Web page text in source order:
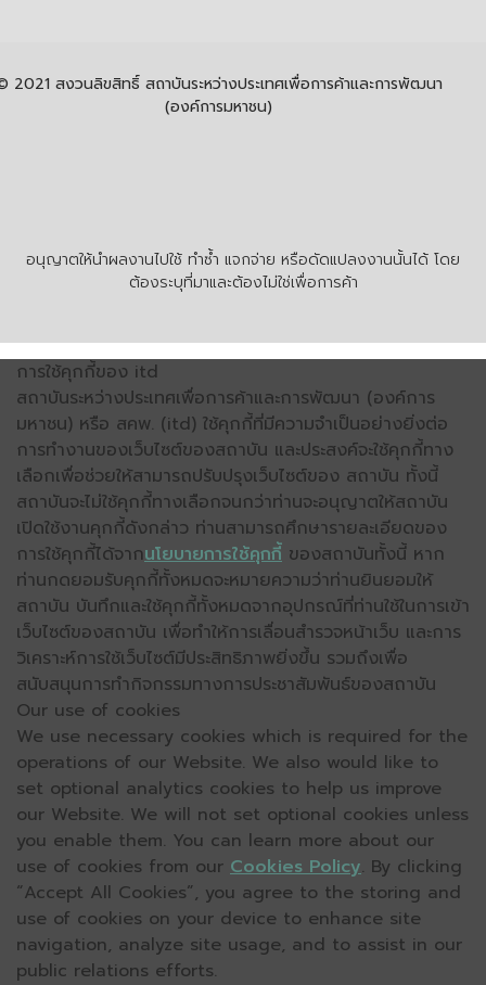
อนุญาตให้นำผลงานไปใช้ ทำซ้ำ แจกจ่าย หรือดัดแปลงงานนั้นได้ โดย
ต้องระบุที่มาและต้องไม่ใช่เพื่อการค้า
2021 สงวนลิขสิทธิ์ สถาบันระหว่างประเทศเพื่อการค้าและการพัฒนา
(องค์การมหาชน)
การใช้คุกกี้ของ itd
สถาบันระหว่างประเทศเพื่อการค้าและการพัฒนา (องค์การ
มหาชน) หรือ สคพ. (itd) ใช้คุกกี้ที่มีความจำเป็นอย่างยิ่งต่อ
การทำงานของเว็บไซต์ของสถาบัน และประสงค์จะใช้คุกกี้ทาง
เลือกเพื่อช่วยให้สามารถปรับปรุงเว็บไซต์ของ สถาบัน ทั้งนี้
สถาบันจะไม่ใช้คุกกี้ทางเลือกจนกว่าท่านจะอนุญาตให้สถาบัน
เปิดใช้งานคุกกี้ดังกล่าว ท่านสามารถศึกษารายละเอียดของ
การใช้คุกกี้ได้จากนโยบายการใช้คุกกี้ ของสถาบันทั้งนี้ หาก
ท่านกดยอมรับคุกกี้ทั้งหมดจะหมายความว่าท่านยินยอมให้
สถาบัน บันทึกและใช้คุกกี้ทั้งหมดจากอุปกรณ์ที่ท่านใช้ในการเข้า
เว็บไซต์ของสถาบัน เพื่อทำให้การเลื่อนสำรวจหน้าเว็บ และการ
วิเคราะห์การใช้เว็บไซต์มีประสิทธิภาพยิ่งขึ้น รวมถึงเพื่อ
สนับสนุนการทำกิจกรรมทางการประชาสัมพันธ์ของสถาบัน
Our use of cookies
We use necessary cookies which is required for the
operations of our Website. We also would like to
set optional analytics cookies to help us improve
our Website. We will not set optional cookies unless
you enable them. You can learn more about our
use of cookies from our Cookies Policy. By clicking
“Accept All Cookies”, you agree to the storing and
use of cookies on your device to enhance site
navigation, analyze site usage, and to assist in our
public relations efforts.